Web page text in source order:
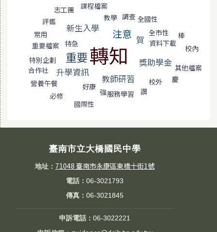
志工團
課程檔案
評鑑
新生入學
教學 調查 全國性
常用
注意
重要檔案 特急
重要轉知
賀
全市性
資料下載
棒
校內
特別企劃
合作社
獎助學金
升學資訊
其他檔案
營養午餐
好康
教師研習
讚
校外
慶
必修
強服務學習
國際性
臺南市立大橋國民中學
地址： 71048 臺南市永康區東橋十街1號
電話：06-3021793
傳真：06-3021845
申訴電話：06-3022221